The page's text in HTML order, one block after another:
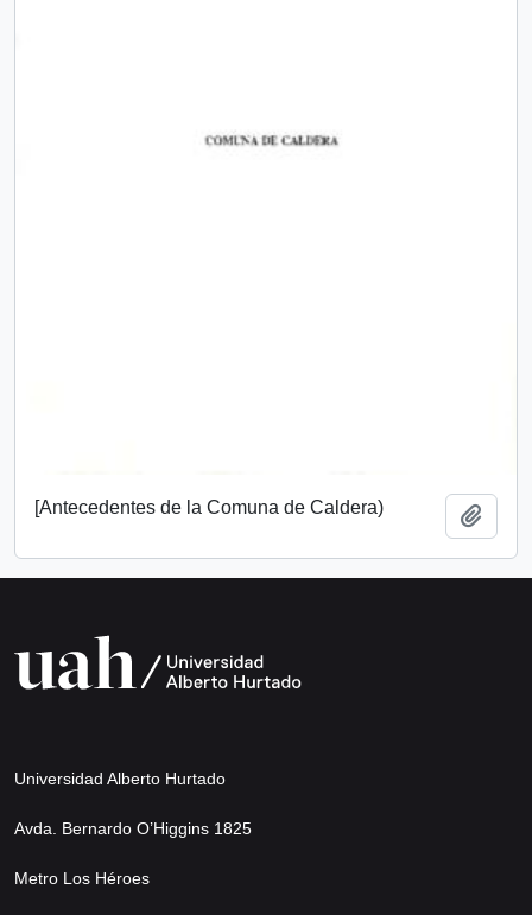
[Antecedentes de la Comuna de Caldera)
Universidad Alberto Hurtado
Avda. Bernardo O’Higgins 1825
Metro Los Héroes